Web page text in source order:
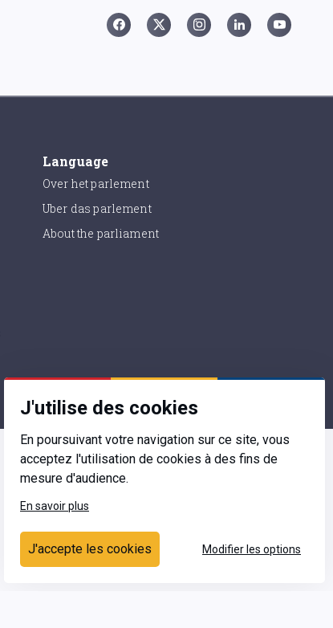
J'utilise des cookies
En poursuivant votre navigation sur ce site, vous
acceptez l'utilisation de cookies à des fins de
mesure d'audience.
En savoir plus
J'accepte les cookies Modifier les options
Language
Over het parlement
Uber das parlement
About the parliament
Ecrivez-nous